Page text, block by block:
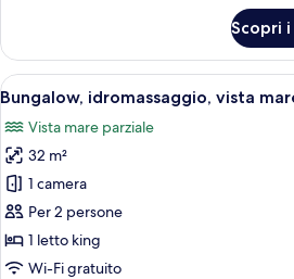
spiaggia
accesso
alla
piscina,
fronte
alla
spiaggia
Scopri
Apri
tutte
le
foto
per
Bungalow,
idromassaggio,
vista
Una
6
Bungalow, idromassaggio, vista
Vista mare parziale
32 m²
1 camera
Per 2 persone
1 letto king
Wi-Fi gratuito